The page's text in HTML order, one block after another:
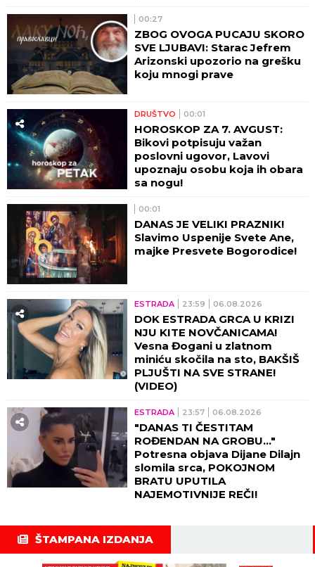
00:27
ZBOG OVOGA PUCAJU SKORO
SVE LJUBAVI: Starac Jefrem
Arizonski upozorio na grešku
koju mnogi prave
DRUŠTVO 00:01
HOROSKOP ZA 7. AVGUST:
Bikovi potpisuju važan
poslovni ugovor, Lavovi
upoznaju osobu koja ih obara
sa nogu!
00:01
DANAS JE VELIKI PRAZNIK!
Slavimo Uspenije Svete Ane,
majke Presvete Bogorodice!
ESTRADA 23:59 06.08.2026
DOK ESTRADA GRCA U KRIZI
NJU KITE NOVČANICAMA!
Vesna Đogani u zlatnom
miniću skočila na sto, BAKŠIŠ
PLJUŠTI NA SVE STRANE!
(VIDEO)
ESTRADA 23:57 06.08.2026
"DANAS TI ČESTITAM
ROĐENDAN NA GROBU..."
Potresna objava Dijane Dilajn
slomila srca, POKOJNOM
BRATU UPUTILA
NAJEMOTIVNIJE REČI!
ŠTAMPANA IZDANJA